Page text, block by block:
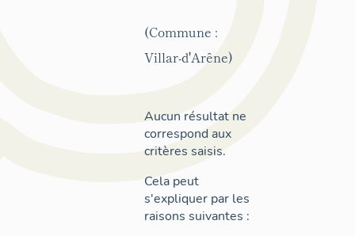
(Commune :
Villar-d'Arêne)
Aucun résultat ne
correspond aux
critères saisis.
Cela peut
s'expliquer par les
raisons suivantes :